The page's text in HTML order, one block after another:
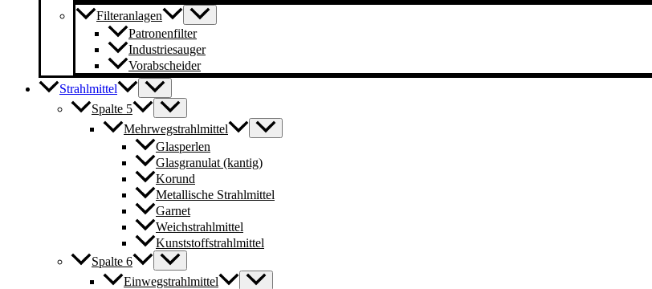
Filteranlagen
Patronenfilter
Industriesauger
Vorabscheider
Strahlmittel
Spalte 5
Mehrwegstrahlmittel
Glasperlen
Glasgranulat (kantig)
Korund
Metallische Strahlmittel
Garnet
Weichstrahlmittel
Kunststoffstrahlmittel
Spalte 6
Einwegstrahlmittel